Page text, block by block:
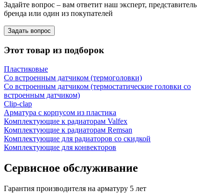
Задайте вопрос – вам ответит наш эксперт, представитель
бренда или один из покупателей
Задать вопрос
Этот товар из подборок
Пластиковые
Со встроенным датчиком (термоголовки)
Со встроенным датчиком (термостатические головки со
встроенным датчиком)
Clip-clap
Арматура с корпусом из пластика
Комплектующие к радиаторам Valfex
Комплектующие к радиаторам Remsan
Комплектующие для радиаторов со скидкой
Комплектующие для конвекторов
Сервисное обслуживание
Гарантия производителя на арматуру 5 лет